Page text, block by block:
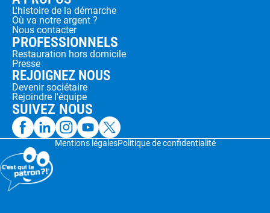
L'histoire de la démarche
Où va notre argent ?
Nous contacter
PROFESSIONNELS
Restauration hors domicile
Presse
REJOIGNEZ NOUS
Devenir sociétaire
Rejoindre l'équipe
SUIVEZ NOUS
Mentions légalesPolitique de confidentialité